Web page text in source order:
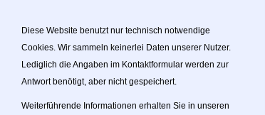
Zur Desktop-Version
Hinweis nicht mehr anzeigen
Diese Website benutzt nur technisch notwendige
Cookies. Wir sammeln keinerlei Daten unserer Nutzer.
Lediglich die Angaben im Kontaktformular werden zur
Antwort benötigt, aber nicht gespeichert.
Weiterführende Informationen erhalten Sie in unseren